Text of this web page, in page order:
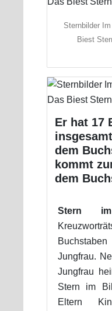
Sternbilder
Biest
Er hat 17
dem
kommt
dem
Stern
Jungfrau.
Jungfrau
Stern im
Eltern